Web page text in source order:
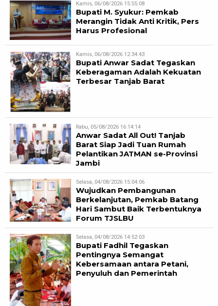
Kamis, 06/08/2026 15:55:08
Bupati M. Syukur: Pemkab
Merangin Tidak Anti Kritik, Pers
Harus Profesional
Kamis, 06/08/2026 12:34:43
Bupati Anwar Sadat Tegaskan
Keberagaman Adalah Kekuatan
Terbesar Tanjab Barat
Rabu, 05/08/2026 16:14:14
Anwar Sadat All Out! Tanjab
Barat Siap Jadi Tuan Rumah
Pelantikan JATMAN se-Provinsi
Jambi
Selasa, 04/08/2026 15:04:06
Wujudkan Pembangunan
Berkelanjutan, Pemkab Batang
Hari Sambut Baik Terbentuknya
Forum TJSLBU
Selasa, 04/08/2026 14:52:03
Bupati Fadhil Tegaskan
Pentingnya Semangat
Kebersamaan antara Petani,
Penyuluh dan Pemerintah